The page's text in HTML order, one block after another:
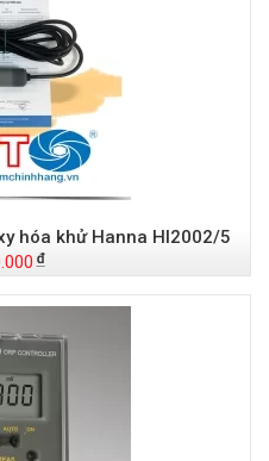
hóa khử Hanna HI2002/5